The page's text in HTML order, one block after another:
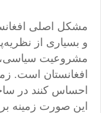
مشکل اصلی
و بسیاری از
مشروعیت سیاسی،
افغانستان است.
احساس کنند در
این صورت زمینه